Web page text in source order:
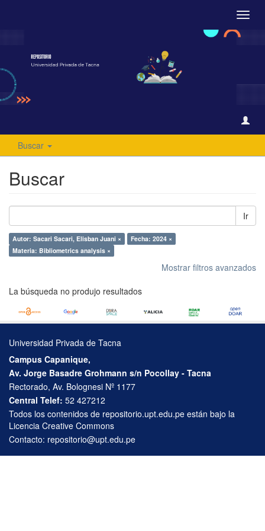
Buscar
Buscar
Ir
Autor: Sacari Sacari, Elisban Juani ×
Fecha: 2024 ×
Materia: Bibliometrics analysis ×
Mostrar filtros avanzados
La búsqueda no produjo resultados
Universidad Privada de Tacna
Campus Capanique,
Av. Jorge Basadre Grohmann s/n Pocollay - Tacna
Rectorado, Av. Bolognesi Nº 1177
Central Telef: 52 427212
Todos los contenidos de repositorio.upt.edu.pe están bajo la
Licencia Creative Commons
Contacto: repositorio@upt.edu.pe